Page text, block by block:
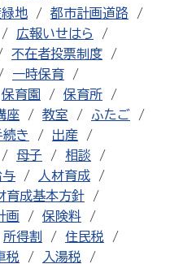
地
都市計画道路
広報いせはら
不在者投票制度
一時保育
保育園
保育所
座 教室
ふたご
続き
出産
母子
相談
与
人材育成
育成基本方針
画
保険料
所得割
住民税
税
入湯税